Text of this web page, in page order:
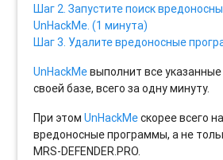
Шаг 2. Запустите поиск
UnHackMe. (1 минута)
Шаг 3. Удалите вредоносные
UnHackMeвыполнит все
своей базе, всего за одну минуту.
При этомUnHackMeскорее всего
вредоносные программы, а не
MRS-DEFENDER.PRO.